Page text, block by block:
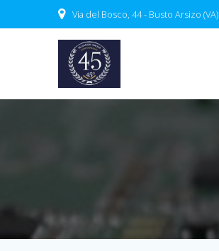
al
Via del Bosco, 44 - Busto Arsizo (VA)